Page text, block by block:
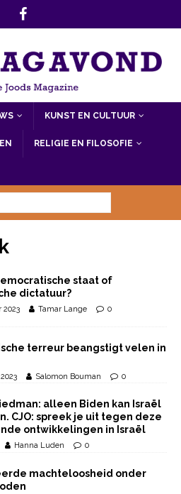
KUNST EN CULTUUR
RELIGIE EN FILOSOFIE
staat of
dictatuur?
2023 Tamar Lange 0
terreur beangstigt velen in
Salomon Bouman 0
alleen Biden kan Israël
CJO: spreek je uit tegen deze
ontwikkelingen in Israël
Hanna Luden 0
machteloosheid onder